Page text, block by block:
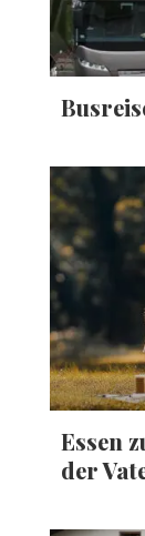
Essen
der